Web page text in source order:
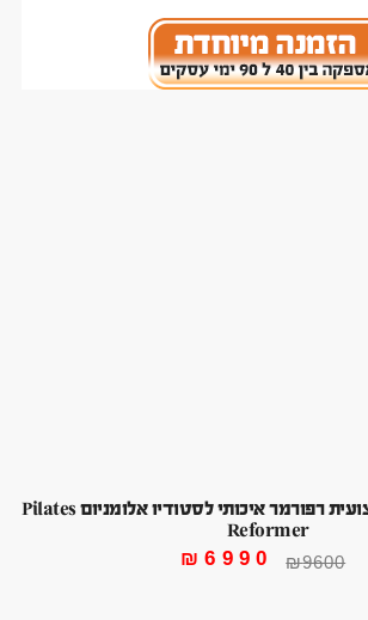
מיטת פילאטיס מקצועית רפורמר איכותי לסטודיו אלומניום Pilates
Reformer
₪9600
₪6990